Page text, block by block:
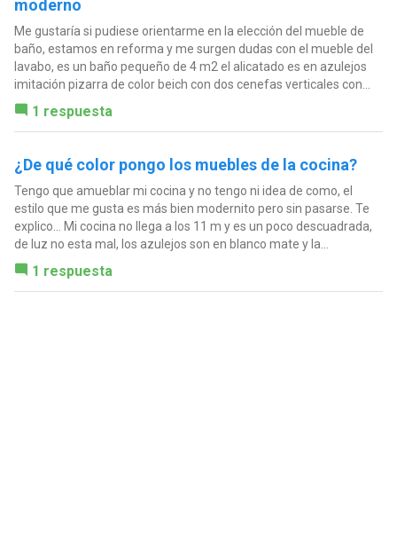
moderno
Me gustaría si pudiese orientarme en la elección del mueble de
baño, estamos en reforma y me surgen dudas con el mueble del
lavabo, es un baño pequeño de 4 m2 el alicatado es en azulejos
imitación pizarra de color beich con dos cenefas verticales con...
1 respuesta
¿De qué color pongo los muebles de la cocina?
Tengo que amueblar mi cocina y no tengo ni idea de como, el
estilo que me gusta es más bien modernito pero sin pasarse. Te
explico... Mi cocina no llega a los 11 m y es un poco descuadrada,
de luz no esta mal, los azulejos son en blanco mate y la...
1 respuesta